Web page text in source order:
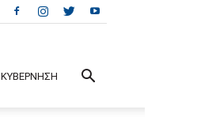
ΚΥΒΕΡΝΗΣΗ